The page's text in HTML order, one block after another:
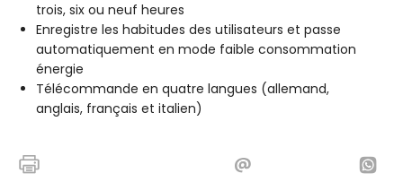
trois, six ou neuf heures
Enregistre les habitudes des utilisateurs et passe
automatiquement en mode faible consommation
énergie
Télécommande en quatre langues (allemand,
anglais, français et italien)